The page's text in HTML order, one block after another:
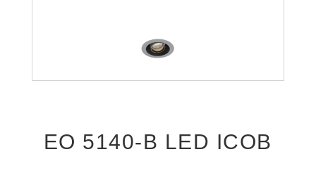
EO 5140-B LED ICOB